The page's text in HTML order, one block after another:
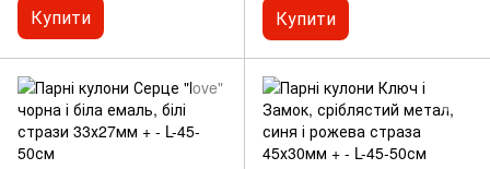
Купити Купити